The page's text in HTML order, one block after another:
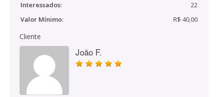
Interessados:
22
Valor Mínimo:
R$ 40,00
Cliente
João F.